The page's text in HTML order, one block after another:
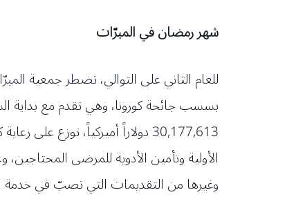
شهر رمضان في المبرّات
للعام الثاني على التوالي، تضطر جمعية
30,177,613 دولاراً أميركياً،
وغيرها من التقديمات التي تصبّ في خدمة